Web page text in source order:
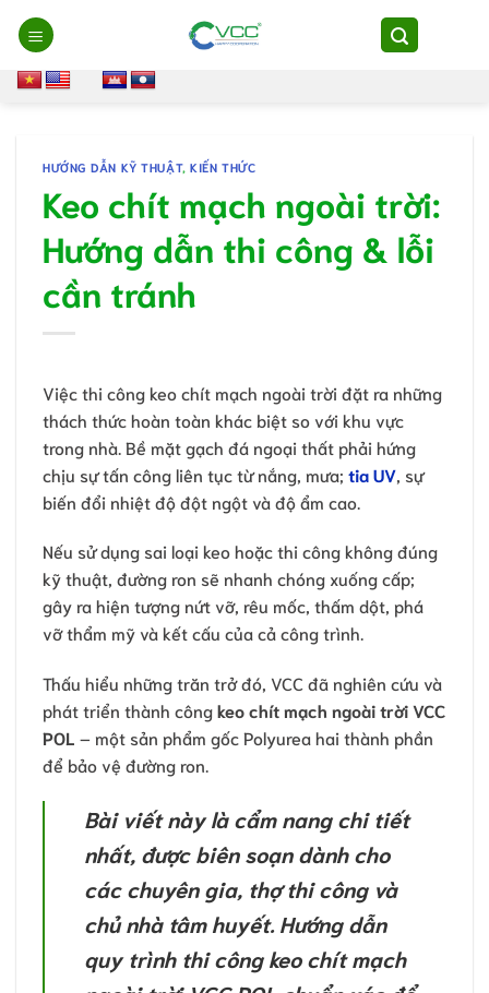
Chuyển
đến
nội
dung
HƯỚNG DẪN KỸ THUẬT,KIẾN THỨC
Keo chít mạch ngoài trời:
Hướng dẫn thi công & lỗi
cần tránh
Việc thi công keo chít mạch ngoài trời đặt ra những
thách thức hoàn toàn khác biệt so với khu vực
trong nhà. Bề mặt gạch đá ngoại thất phải hứng
chịu sự tấn công liên tục từ nắng, mưa; tia UV , sự
biến đổi nhiệt độ đột ngột và độ ẩm cao.
Nếu sử dụng sai loại keo hoặc thi công không đúng
kỹ thuật, đường ron sẽ nhanh chóng xuống cấp;
gây ra hiện tượng nứt vỡ, rêu mốc, thấm dột, phá
vỡ thẩm mỹ và kết cấu của cả công trình.
Thấu hiểu những trăn trở đó, VCC đã nghiên cứu và
phát triển thành côngkeo chít mạch ngoài trời VCC
POL – một sản phẩm gốc Polyurea hai thành phần
để bảo vệ đường ron.
Bài viết này là cẩm nang chi tiết
nhất, được biên soạn dành cho
các chuyên gia, thợ thi công và
chủ nhà tâm huyết. Hướng dẫn
quy trình thi công keo chít mạch